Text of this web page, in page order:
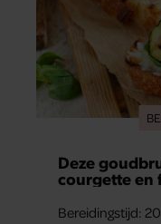
Deze
courgette en
Bereidingstijd: